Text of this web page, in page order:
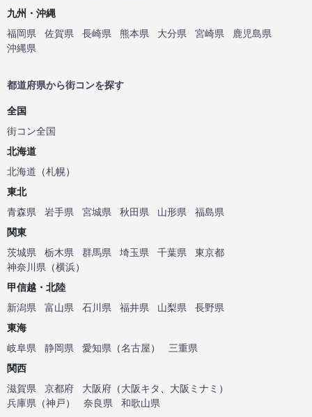
九州・沖縄
福岡県
佐賀県 長崎県 熊本県 大分県 宮崎県
鹿児島県
沖縄県
都道府県から街コンを探す
全国
街コン全国
北海道
北海道 （札幌）
東北
青森県
岩手県 宮城県 秋田県 山形県
福島県
関東
茨城県
栃木県 群馬県 埼玉県 千葉県
東京都
神奈川県 （横浜）
甲信越・北陸
新潟県
富山県 石川県 福井県 山梨県
長野県
東海
岐阜県
静岡県 愛知県 （名古屋）
三重県
関西
滋賀県
京都府 大阪府 （大阪キタ 大阪ミナミ ）
兵庫県 （神戸） 奈良県 和歌山県